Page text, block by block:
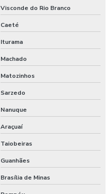
Visconde do Rio Branco
Caeté
Iturama
Machado
Matozinhos
Sarzedo
Nanuque
Araçuaí
Taiobeiras
Guanhães
Brasília de Minas